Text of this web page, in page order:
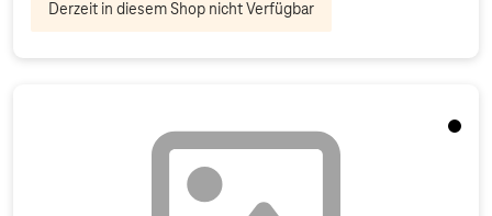
Derzeit in diesem Shop nicht Verfügbar